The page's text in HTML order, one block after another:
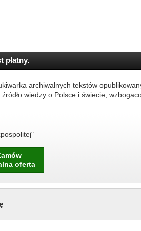
płatny.
archiwalnych tekstów
wiedzy o Polsce i świecie,
oferta